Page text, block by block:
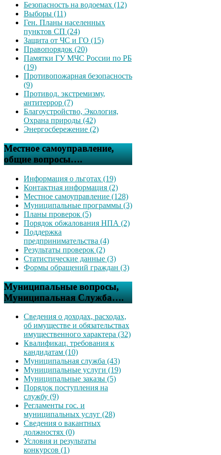
Безопасность на водоемах (12)
Выборы (11)
Ген. Планы населенных
пунктов СП (24)
Защита от ЧС и ГО (15)
Правопорядок (20)
Памятки ГУ МЧС России по РБ
(19)
Противопожарная безопасность
(9)
Противод. экстремизму,
антитеррор (7)
Благоустройство, Экология,
Охрана природы (42)
Энергосбережение (2)
Местное самоуправление,
общие вопросы….
Информация о льготах (19)
Контактная информация (2)
Местное самоуправление (128)
Муниципальные программы (3)
Планы проверок (5)
Порядок обжалования НПА (2)
Поддержка
предпринимательства (4)
Результаты проверок (2)
Статистические данные (3)
Формы обращений граждан (3)
Муниципальные вопросы,
Муниципальная Служба….
Сведения о доходах, расходах,
об имуществе и обязательствах
имущественного характера (32)
Квалификац. требования к
кандидатам (10)
Муниципальная служба (43)
Муниципальные услуги (19)
Муниципальные заказы (5)
Порядок поступления на
службу (9)
Регламенты гос. и
муниципальных услуг (28)
Сведения о вакантных
должностях (0)
Условия и результаты
конкурсов (1)